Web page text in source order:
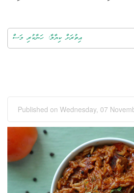
އިތުރަށް ކިޔާލާ: ހަނާކުރި މަސް
Published on Wednesday, 07